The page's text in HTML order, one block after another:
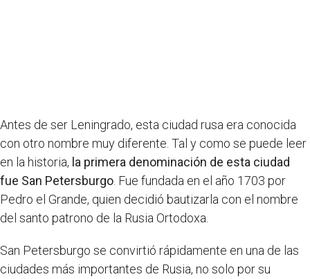
Antes de ser Leningrado, esta ciudad rusa era conocida
con otro nombre muy diferente. Tal y como se puede leer
en la historia, la primera denominación de esta ciudad
fue San Petersburgo . Fue fundada en el año 1703 por
Pedro el Grande, quien decidió bautizarla con el nombre
del santo patrono de la Rusia Ortodoxa.
San Petersburgo se convirtió rápidamente en una de las
ciudades más importantes de Rusia, no solo por su